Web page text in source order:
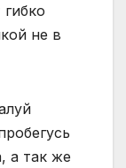
не в
а так же